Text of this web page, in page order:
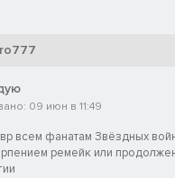
09 июн в 11:49
всем фанатам Звёздных
ремейк или